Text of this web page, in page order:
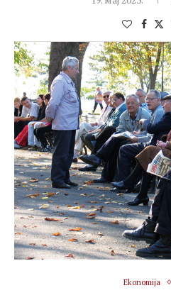
Ekonomija